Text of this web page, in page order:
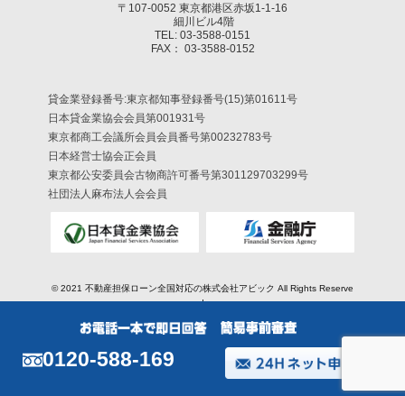
〒107-0052 東京都港区赤坂1-1-16
細川ビル4階
TEL: 03-3588-0151
FAX： 03-3588-0152
貸金業登録番号:東京都知事登録番号(15)第01611号
日本貸金業協会会員第001931号
東京都商工会議所会員会員番号第00232783号
日本経営士協会正会員
東京都公安委員会古物商許可番号第301129703299号
社団法人麻布法人会会員
© 2021 不動産担保ローン全国対応の株式会社アビック All Rights Reserve
d.
0120-588-169